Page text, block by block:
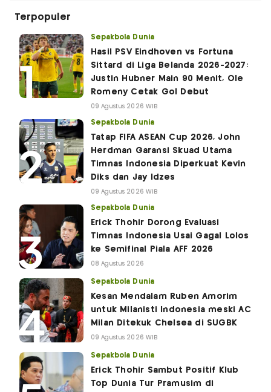
Terpopuler
Sepakbola Dunia
Hasil PSV Eindhoven vs Fortuna
Sittard di Liga Belanda 2026-2027:
Justin Hubner Main 90 Menit, Ole
Romeny Cetak Gol Debut
09 Agustus 2026 WIB
Sepakbola Dunia
Tatap FIFA ASEAN Cup 2026, John
Herdman Garansi Skuad Utama
Timnas Indonesia Diperkuat Kevin
Diks dan Jay Idzes
09 Agustus 2026 WIB
Sepakbola Dunia
Erick Thohir Dorong Evaluasi
Timnas Indonesia Usai Gagal Lolos
ke Semifinal Piala AFF 2026
08 Agustus 2026
Sepakbola Dunia
Kesan Mendalam Ruben Amorim
untuk Milanisti Indonesia meski AC
Milan Ditekuk Chelsea di SUGBK
09 Agustus 2026 WIB
Sepakbola Dunia
Erick Thohir Sambut Positif Klub
Top Dunia Tur Pramusim di